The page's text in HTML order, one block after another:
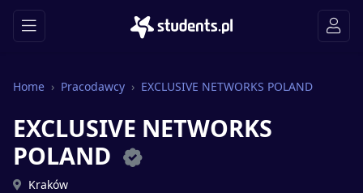
Home Pracodawcy EXCLUSIVE NETWORKS POLAND
EXCLUSIVE NETWORKS
POLAND
Kraków